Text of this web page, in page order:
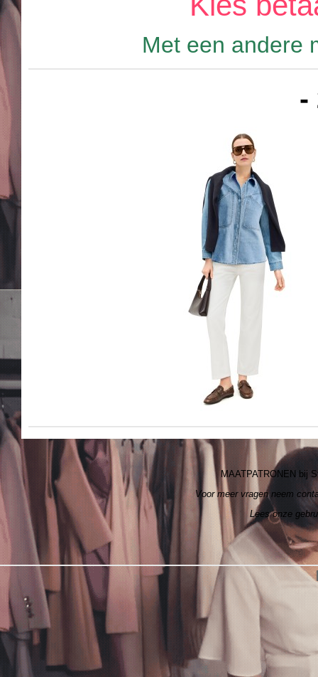
Met een andere
-
MAATPATRONEN bij
Voor meer vragen neem
Lees onze